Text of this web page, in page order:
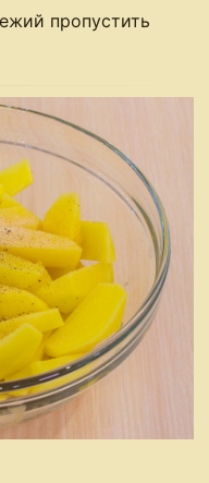
пропустить